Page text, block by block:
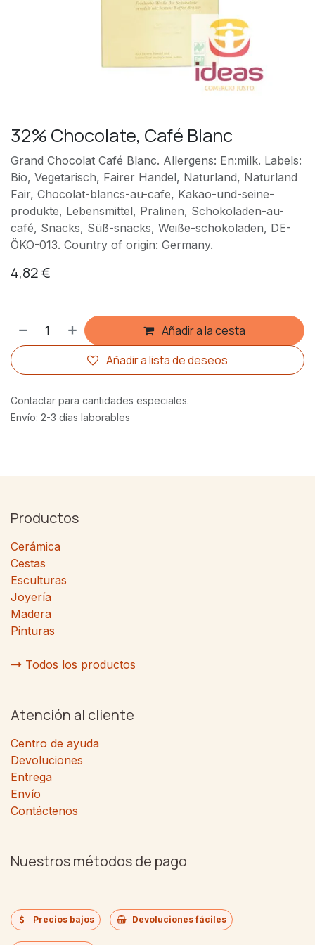
32% Chocolate, Café Blanc
Grand Chocolat Café Blanc. Allergens: En:milk. Labels:
Bio, Vegetarisch, Fairer Handel, Naturland, Naturland
Fair, Chocolat-blancs-au-cafe, Kakao-und-seine-
produkte, Lebensmittel, Pralinen, Schokoladen-au-
café, Snacks, Süß-snacks, Weiße-schokoladen, DE-
ÖKO-013. Country of origin: Germany.
4,82€
Añadir a la cesta
Añadir a lista de deseos
Contactar para cantidades especiales.
Envío: 2-3 días laborables
Productos
Cerámica
Cestas
Esculturas
Joyería
Madera
Pinturas
Todos los productos
Atención al cliente
Centro de ayuda
Devoluciones
Entrega
Envío
Contáctenos
Nuestros métodos de pago
Precios bajos Devoluciones fáciles